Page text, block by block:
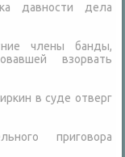
давности дела
члены банды,
взорвать
в суде отверг
приговора